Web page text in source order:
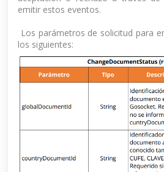
emitir estos eventos.
Los parámetros de solicitud para
los siguientes: